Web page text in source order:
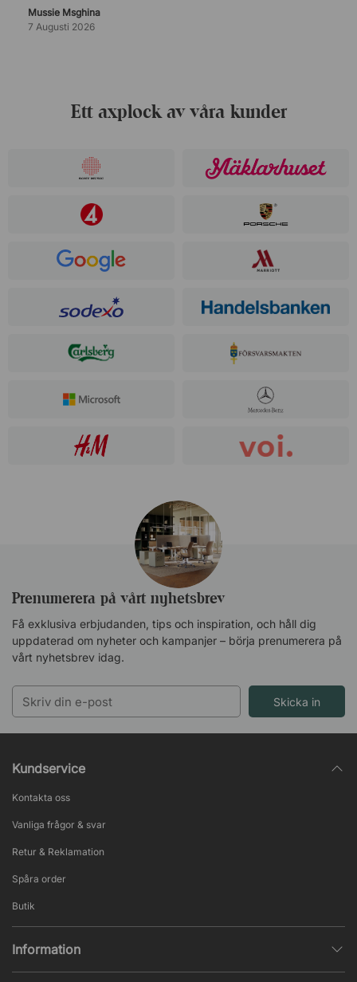
Mussie Msghina
7 Augusti 2026
Ett axplock av våra kunder
Prenumerera på vårt nyhetsbrev
Få exklusiva erbjudanden, tips och inspiration, och håll dig
uppdaterad om nyheter och kampanjer – börja prenumerera på
vårt nyhetsbrev idag.
Skicka in
Kundservice
Kontakta oss
Vanliga frågor & svar
Retur & Reklamation
Spåra order
Butik
Information